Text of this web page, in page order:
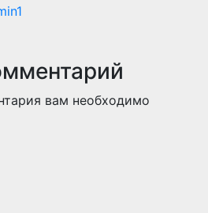
вам необходимо